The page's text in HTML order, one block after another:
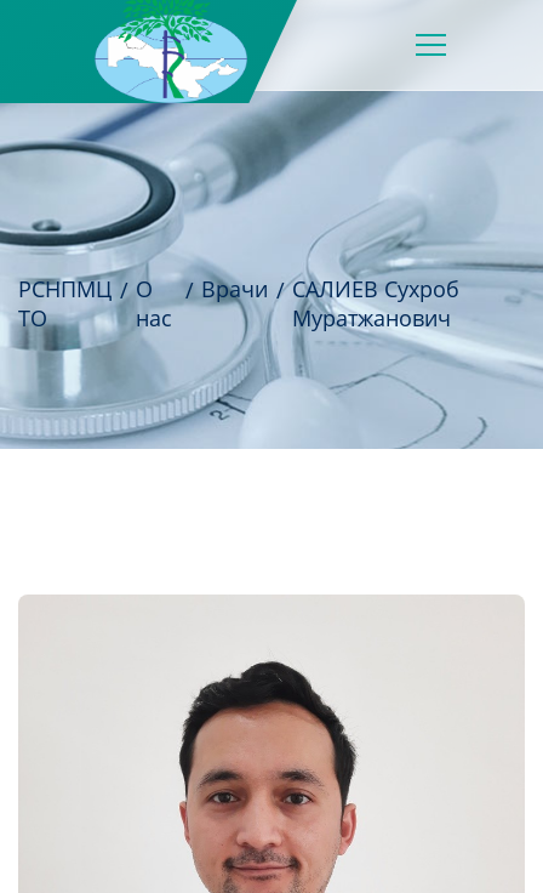
РСНПМЦ
ТО
О
нас
Врачи
САЛИЕВ Сухроб
Муратжанович